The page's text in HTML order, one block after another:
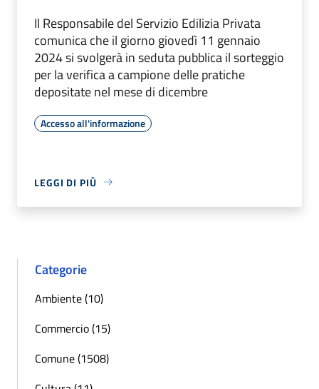
Il Responsabile del Servizio Edilizia Privata
comunica che il giorno giovedì 11 gennaio
2024 si svolgerà in seduta pubblica il sorteggio
per la verifica a campione delle pratiche
depositate nel mese di dicembre
Accesso all'informazione
LEGGI DI PIÙ
Categorie
Ambiente (10)
Commercio (15)
Comune (1508)